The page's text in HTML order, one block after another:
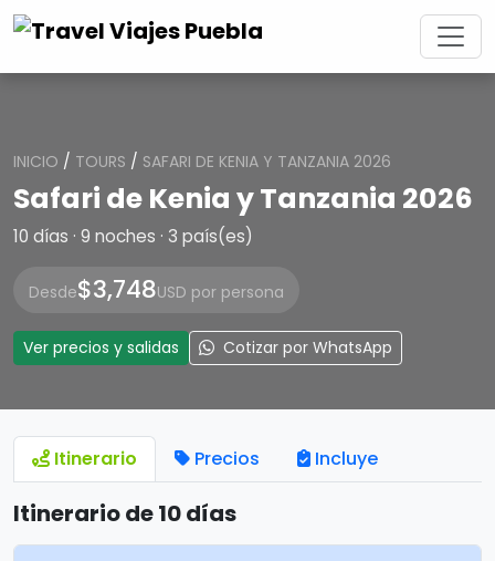
INICIO / TOURS / SAFARI DE KENIA Y TANZANIA 2026
Safari de Kenia y Tanzania 2026
10 días · 9 noches · 3 país(es)
Desde$3,748USD por persona
Ver precios y salidas Cotizar por WhatsApp
Itinerario Precios Incluye
Itinerario de 10 días